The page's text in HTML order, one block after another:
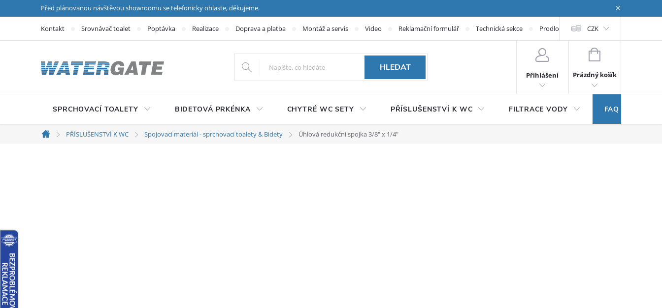
Přejít na obsahPřed plánovanou návštěvou showroomu se telefonicky ohlaste, děkujeme.
Kontakt Srovnávač toalet Poptávka Realizace Doprava a platba Montáž a servis Video Reklamační formulář Technická sekce Prodloužená záruka
CZK
HLEDAT
Přihlášení
NÁKUPNÍ KOŠÍK
Prázdný košík
SPRCHOVACÍ TOALETY BIDETOVÁ PRKÉNKA CHYTRÉ WC SETY PŘÍSLUŠENSTVÍ K WC FILTRACE VODY FAQ
Domů
PŘÍSLUŠENSTVÍ K WC Spojovací materiál - sprchovací toalety & Bidety Úhlová redukční spojka 3/8" x 1/4"